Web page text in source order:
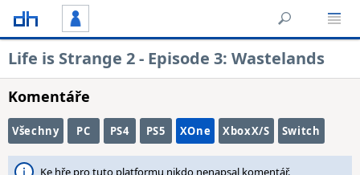
Life is Strange 2 - Episode 3: Wastelands
Komentáře
Všechny PC PS4 PS5 XOne XboxX/S Switch
Ke hře pro tuto platformu nikdo nenapsal komentář.